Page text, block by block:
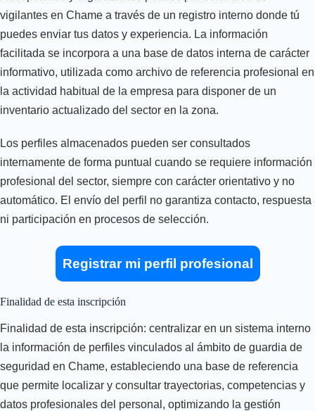
vigilantes en Chame a través de un registro interno donde tú
puedes enviar tus datos y experiencia. La información
facilitada se incorpora a una base de datos interna de carácter
informativo, utilizada como archivo de referencia profesional en
la actividad habitual de la empresa para disponer de un
inventario actualizado del sector en la zona.
Los perfiles almacenados pueden ser consultados
internamente de forma puntual cuando se requiere información
profesional del sector, siempre con carácter orientativo y no
automático. El envío del perfil no garantiza contacto, respuesta
ni participación en procesos de selección.
Registrar mi perfil profesional
Finalidad de esta inscripción
Finalidad de esta inscripción: centralizar en un sistema interno
la información de perfiles vinculados al ámbito de guardia de
seguridad en Chame, estableciendo una base de referencia
que permite localizar y consultar trayectorias, competencias y
datos profesionales del personal, optimizando la gestión